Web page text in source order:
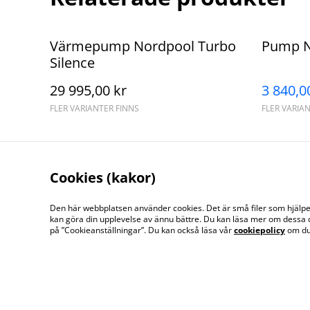
Värmepump Nordpool Turbo
Silence
29 995,00 kr
FLER VARIANTER FINNS
%
Pump
3
FLER
Kontakta oss
Cookies (kakor)
Den här webbplatsen använder cookies. Det är små filer som
kan göra din upplevelse av ännu bättre. Du kan läsa mer om
på ”Cookieanställningar”. Du kan också läsa vårcookiepolicyom